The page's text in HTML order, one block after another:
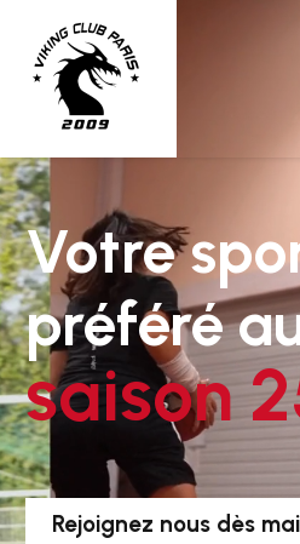
Votre
préféré
saison
Rejoignez nous dès